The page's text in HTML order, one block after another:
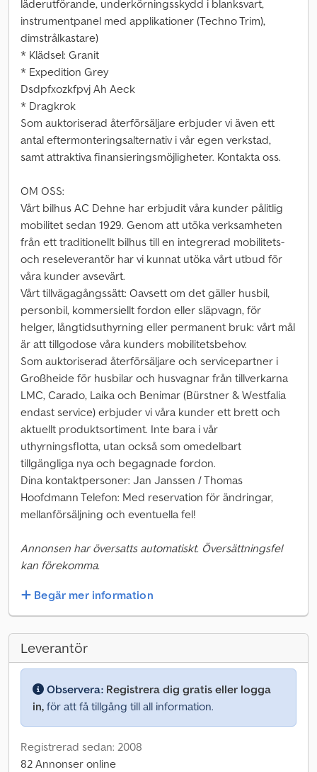
läderutförande, underkörningsskydd i blanksvart,
instrumentpanel med applikationer (Techno Trim),
dimstrålkastare)
* Klädsel: Granit
* Expedition Grey
Dsdpfxozkfpvj Ah Aeck
* Dragkrok
Som auktoriserad återförsäljare erbjuder vi även ett
antal eftermonteringsalternativ i vår egen verkstad,
samt attraktiva finansieringsmöjligheter. Kontakta oss.
OM OSS:
Vårt bilhus AC Dehne har erbjudit våra kunder pålitlig
mobilitet sedan 1929. Genom att utöka verksamheten
från ett traditionellt bilhus till en integrerad mobilitets-
och reseleverantör har vi kunnat utöka vårt utbud för
våra kunder avsevärt.
Vårt tillvägagångssätt: Oavsett om det gäller husbil,
personbil, kommersiellt fordon eller släpvagn, för
helger, långtidsuthyrning eller permanent bruk: vårt mål
är att tillgodose våra kunders mobilitetsbehov.
Som auktoriserad återförsäljare och servicepartner i
Großheide för husbilar och husvagnar från tillverkarna
LMC, Carado, Laika och Benimar (Bürstner & Westfalia
endast service) erbjuder vi våra kunder ett brett och
aktuellt produktsortiment. Inte bara i vår
uthyrningsflotta, utan också som omedelbart
tillgängliga nya och begagnade fordon.
Dina kontaktpersoner: Jan Janssen / Thomas
Hoofdmann Telefon: Med reservation för ändringar,
mellanförsäljning och eventuella fel!
Annonsen har översatts automatiskt. Översättningsfel
kan förekomma.
Begär mer information
Leverantör
Observera: Registrera dig gratis eller logga
in, för att få tillgång till all information.
Registrerad sedan: 2008
82 Annonser online